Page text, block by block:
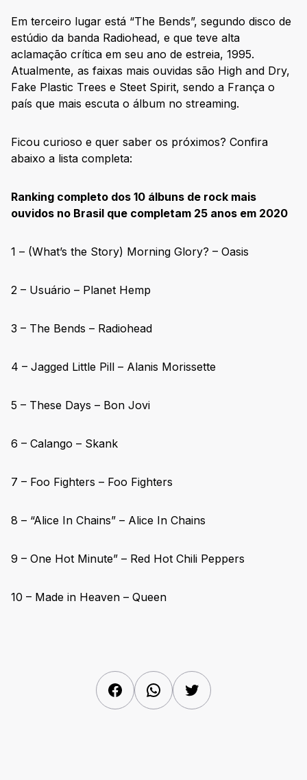
Em terceiro lugar está “The Bends”, segundo disco de
estúdio da banda Radiohead, e que teve alta
aclamação crítica em seu ano de estreia, 1995.
Atualmente, as faixas mais ouvidas são High and Dry,
Fake Plastic Trees e Steet Spirit, sendo a França o
país que mais escuta o álbum no streaming.
Ficou curioso e quer saber os próximos? Confira
abaixo a lista completa:
Ranking completo dos 10 álbuns de rock mais
ouvidos no Brasil que completam 25 anos em 2020
1 – (What’s the Story) Morning Glory? – Oasis
2 – Usuário – Planet Hemp
3 – The Bends – Radiohead
4 – Jagged Little Pill – Alanis Morissette
5 – These Days – Bon Jovi
6 – Calango – Skank
7 – Foo Fighters – Foo Fighters
8 – “Alice In Chains” – Alice In Chains
9 – One Hot Minute” – Red Hot Chili Peppers
10 – Made in Heaven – Queen
FacebookWhatsAppTwitter